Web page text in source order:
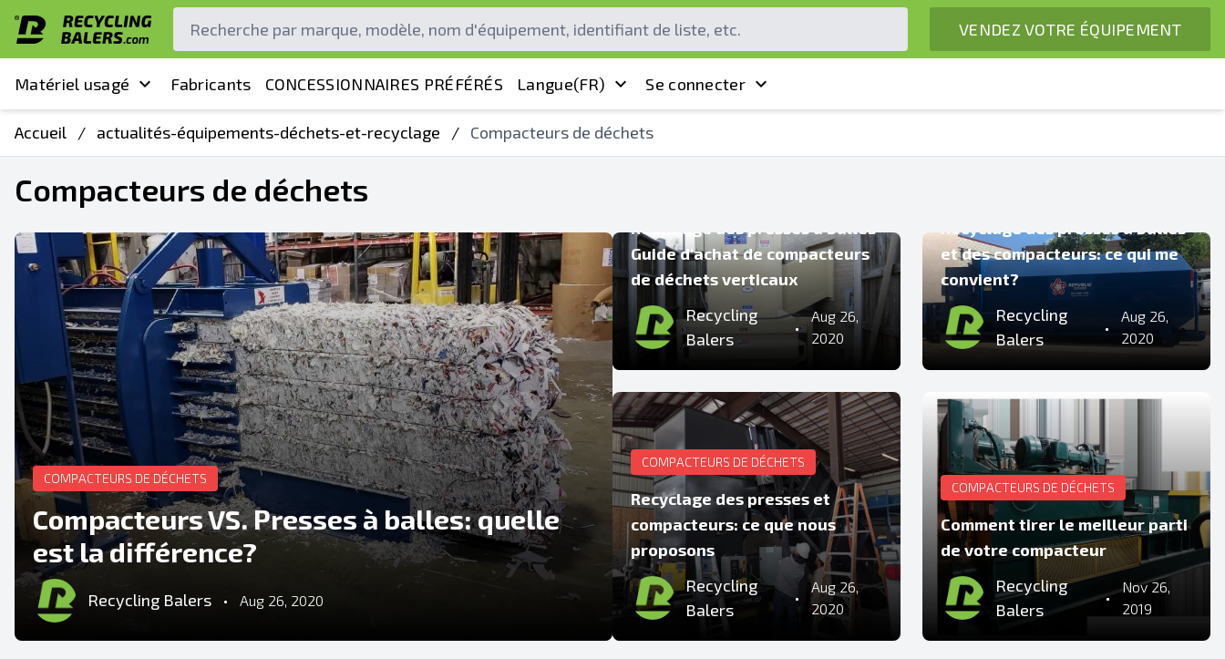
VENDEZ VOTRE ÉQUIPEMENT
Matériel usagé Fabricants CONCESSIONNAIRES PRÉFÉRÉS Langue(FR) Se connecter
Accueil / actualités-équipements-déchets-et-recyclage / Compacteurs de déchets
Compacteurs de déchets
COMPACTEURS DE DÉCHETS
Compacteurs VS. Presses à balles: quelle
est la différence?
Recycling Balers • Aug 26, 2020
Recyclage des presses à balles
Guide d'achat de compacteurs
de déchets verticaux
Recycling
Balers
•
Aug 26,
2020
Recyclage des presses à balles
et des compacteurs: ce qui me
convient?
Recycling
Balers
•
Aug 26,
2020
COMPACTEURS DE DÉCHETS
Recyclage des presses et
compacteurs: ce que nous
proposons
Recycling
Balers
•
Aug 26,
2020
COMPACTEURS DE DÉCHETS
Comment tirer le meilleur parti
de votre compacteur
Recycling
Balers
•
Nov 26,
2019